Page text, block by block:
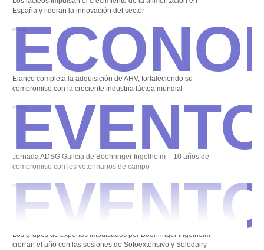
España y lideran la innovación del sector
08 May
Elanco completa la adquisición de AHV, fortaleciendo su
compromiso con la creciente industria láctea mundial
28 Ene
Jornada ADSG Galicia de Boehringer Ingelheim – 10 años de
compromiso con los veterinarios de campo
07 Ene
Los grupos de expertos impulsados por Boehringer Ingelheim
cierran el año con las sesiones de Soloextensivo y Solodairy